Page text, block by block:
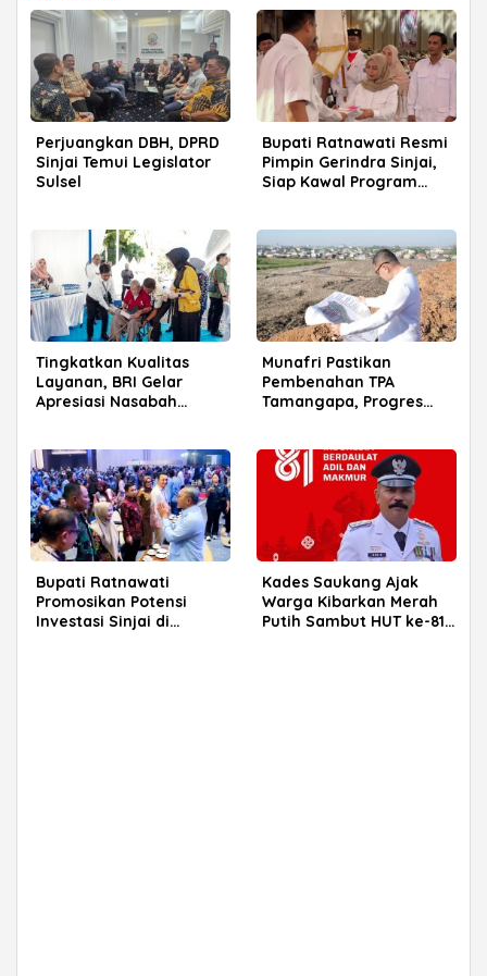
Perjuangkan DBH, DPRD
Sinjai Temui Legislator
Sulsel
Bupati Ratnawati Resmi
Pimpin Gerindra Sinjai,
Siap Kawal Program
Tingkatkan Kualitas
Layanan, BRI Gelar
Apresiasi Nasabah
Munafri Pastikan
Pembenahan TPA
Tamangapa, Progres
Bupati Ratnawati
Promosikan Potensi
Investasi Sinjai di
Kades Saukang Ajak
Warga Kibarkan Merah
Putih Sambut HUT ke-81